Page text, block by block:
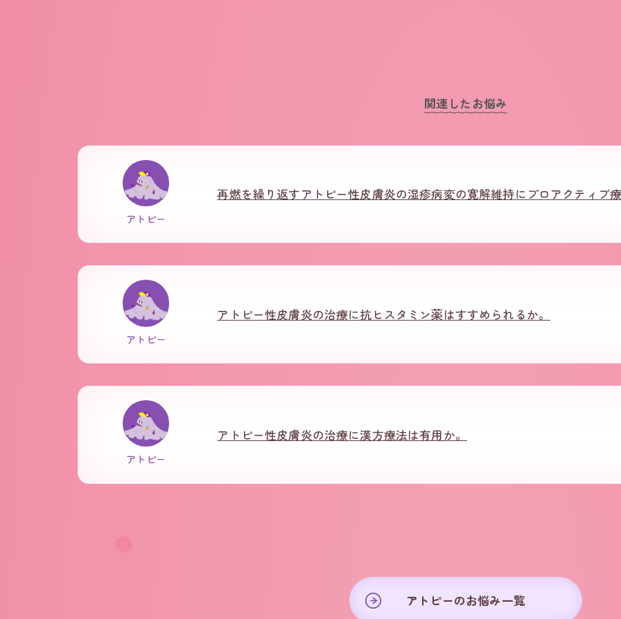
関連したお悩み
アトピー
再燃を繰り返すアトピー性皮膚炎の湿疹病変の寛解維持にプロアクティブ
アトピー
アトピー性皮膚炎の治療に抗ヒスタミン薬はすすめられるか。
アトピー
アトピー性皮膚炎の治療に漢方療法は有用か。
アトピーのお悩み一覧